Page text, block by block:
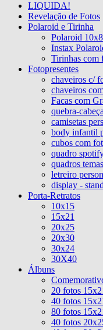
LIQUIDA!
Revelação de Fotos
Polaroid e Tirinha
Polaroid
Instax
Tirinhas com
Fotopresentes
chaveiros c/
chaveiros
Facas com
quebra-cabeça
camisetas
body infantil
cubos com
quadro
quadros temas
letreiro
display -
Porta-Retratos
10x15
15x21
20x25
20x30
30x24
30X40
Álbuns
20 fotos
40 fotos
80 fotos
40 fotos